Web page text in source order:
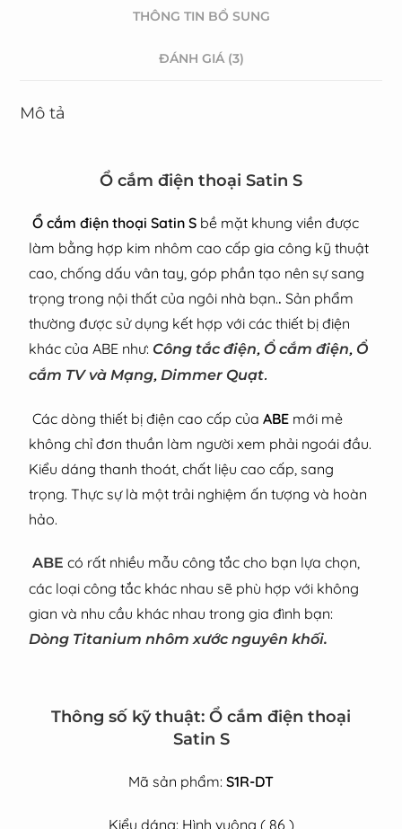
THÔNG TIN BỔ SUNG
ĐÁNH GIÁ (3)
Mô tả
Ổ cắm điện thoại Satin S
Ổ cắm điện thoại Satin S bề mặt khung viền được
làm bằng hợp kim nhôm cao cấp gia công kỹ thuật
cao, chống dấu vân tay, góp phần tạo nên sự sang
trọng trong nội thất của ngôi nhà bạn..Sản phẩm
thường được sử dụng kết hợp với các thiết bị điện
khác của ABE như: Công tắc điện, Ổ cắm điện, Ổ
cắm TV và Mạng, Dimmer Quạt.
Các dòng thiết bị điện cao cấp củaABE mới mẻ
không chỉ đơn thuần làm người xem phải ngoái đầu.
Kiểu dáng thanh thoát, chất liệu cao cấp, sang
trọng. Thực sự là một trải nghiệm ấn tượng và hoàn
hảo.
ABE có rất nhiều mẫu công tắc cho bạn lựa chọn,
các loại công tắc khác nhau sẽ phù hợp với không
gian và nhu cầu khác nhau trong gia đình bạn:
Dòng Titanium nhôm xước nguyên khối.
Thông số kỹ thuật: Ổ cắm điện thoại
Satin S
Mã sản phẩm: S1R-DT
Kiểu dáng: Hình vuông ( 86 )